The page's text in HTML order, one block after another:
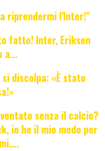
riprendermi l'Inter!"
fatto! Inter, Eriksen
a...
discolpa: «È stato
senza il calcio?
io ho il mio modo per